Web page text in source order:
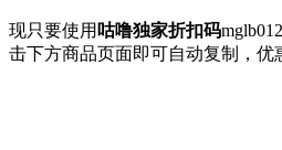
现只要使用 咕噜独家折扣码
击下方商品页面即可自动复制，优